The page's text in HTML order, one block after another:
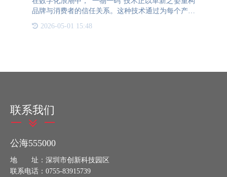
品牌与消费者的信任关系。这种技术通过为每个产品
透明化，使消费者扫码即可实时获取产品动态信息，
2026-05-01 15:48
联系我们
公海555000
地 址：深圳市创新科技园区
联系电话：0755-83915739